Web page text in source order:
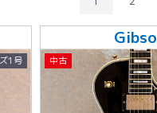
1号 中古